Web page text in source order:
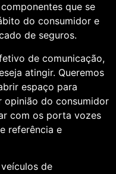
que se
do consumidor e
de seguros.
de comunicação,
atingir. Queremos
espaço para
opinião do consumidor
com os porta vozes
referência e
de